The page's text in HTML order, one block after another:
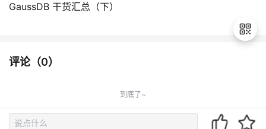
GaussDB 干货汇总（下）
评论（0）
到底了~